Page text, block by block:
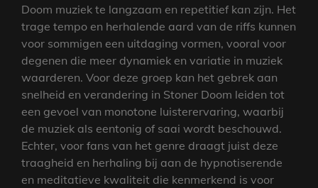
Doom muziek te langzaam en repetitief kan zijn. Het
trage tempo en herhalende aard van de riffs kunnen
voor sommigen een uitdaging vormen, vooral voor
degenen die meer dynamiek en variatie in muziek
waarderen. Voor deze groep kan het gebrek aan
snelheid en verandering in Stoner Doom leiden tot
een gevoel van monotone luisterervaring, waarbij
de muziek als eentonig of saai wordt beschouwd.
Echter, voor fans van het genre draagt juist deze
traagheid en herhaling bij aan de hypnotiserende
en meditatieve kwaliteit die kenmerkend is voor